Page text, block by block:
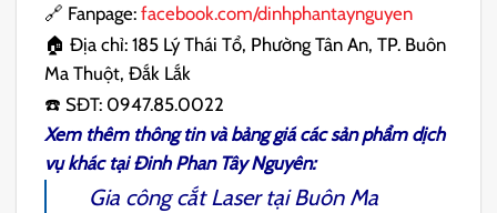
🔗 Fanpage: facebook.com/dinhphantaynguyen
🏠 Địa chỉ: 185 Lý Thái Tổ, Phường Tân An, TP. Buôn
Ma Thuột, Đắk Lắk
☎️ SĐT: 0947.85.0022
Xem thêm thông tin và bảng giá các sản phẩm dịch
vụ khác tạiĐinh Phan Tây Nguyên:
Gia công cắt Laser tại Buôn Ma